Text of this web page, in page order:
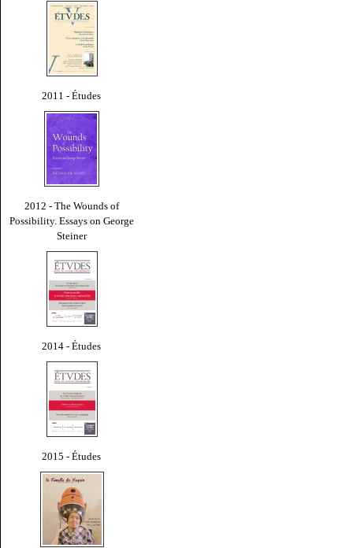
2011 - Études
2012 - The Wounds of
Possibility. Essays on George
Steiner
2014 - Études
2015 - Études